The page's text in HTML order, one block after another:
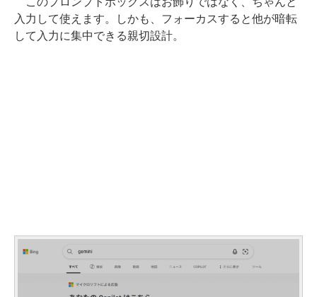
入力して使えます。しかも、フォーカスすると他が暗転
して入力に集中できる親切設計。